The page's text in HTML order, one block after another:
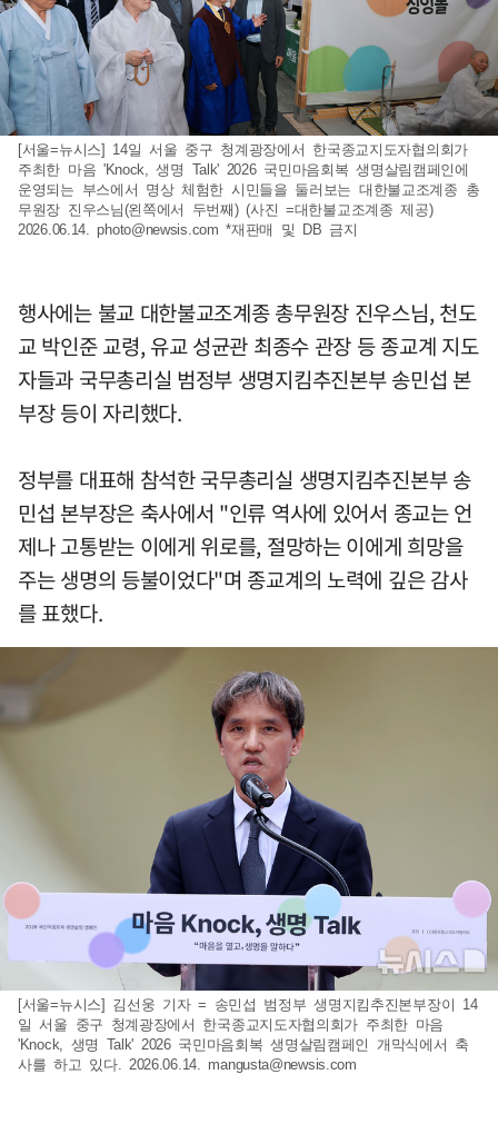
[서울=뉴시스] 14일 서울 중구 청계광장에서 한국종교지도자협의회가
주최한 마음 'Knock, 생명 Talk' 2026 국민마음회복 생명살림캠페인에
운영되는 부스에서 명상 체험한 시민들을 둘러보는 대한불교조계종 총
무원장 진우스님(왼쪽에서 두번째) (사진 =대한불교조계종 제공)
2026.06.14.photo@newsis.com *재판매 및 DB 금지
행사에는 불교 대한불교조계종 총무원장 진우스님, 천도
교 박인준 교령, 유교 성균관 최종수 관장 등 종교계 지도
자들과 국무총리실 범정부 생명지킴추진본부 송민섭 본
부장 등이 자리했다.
정부를 대표해 참석한 국무총리실 생명지킴추진본부 송
민섭 본부장은 축사에서 "인류 역사에 있어서 종교는 언
제나 고통받는 이에게 위로를, 절망하는 이에게 희망을
주는 생명의 등불이었다"며 종교계의 노력에 깊은 감사
를 표했다.
[서울=뉴시스] 김선웅 기자 = 송민섭 범정부 생명지킴추진본부장이 14
일 서울 중구 청계광장에서 한국종교지도자협의회가 주최한 마음
'Knock, 생명 Talk' 2026 국민마음회복 생명살림캠페인 개막식에서 축
사를 하고 있다. 2026.06.14. mangusta@newsis.com